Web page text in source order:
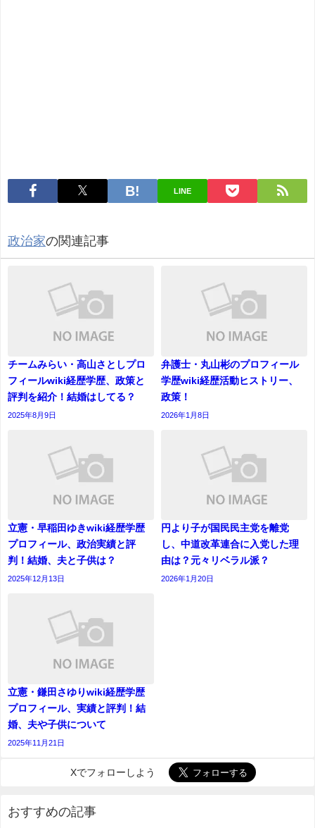
LINE
政治家の関連記事
チームみらい・高山さとしプロ
フィールwiki経歴学歴、政策と
評判を紹介！結婚はしてる？
2025年8月9日
弁護士・丸山彬のプロフィール
学歴wiki経歴活動ヒストリー、
政策！
2026年1月8日
立憲・早稲田ゆきwiki経歴学歴
プロフィール、政治実績と評
判！結婚、夫と子供は？
2025年12月13日
円より子が国民民主党を離党
し、中道改革連合に入党した理
由は？元々リベラル派？
2026年1月20日
立憲・鎌田さゆりwiki経歴学歴
プロフィール、実績と評判！結
婚、夫や子供について
2025年11月21日
Xでフォローしよう
おすすめの記事